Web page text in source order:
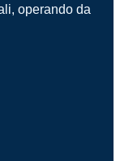
operando da